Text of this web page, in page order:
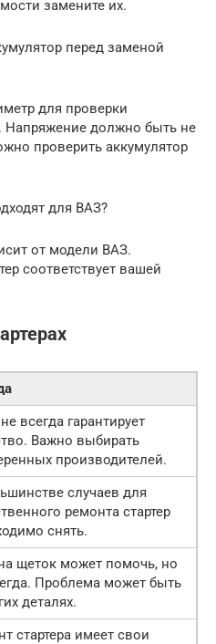
замените их.
перед заменой
для проверки
Напряжение должно быть не
проверить аккумулятор
для ВАЗ?
от модели ВАЗ.
соответствует вашей
всегда гарантирует
Важно выбирать
производителей.
случаев для
ремонта стартер
снять.
щеток может помочь, но
Проблема может быть
деталях.
стартера имеет свои